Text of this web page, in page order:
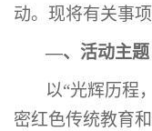
动。现将有关事项
—、活动主题
以“光辉历程，
密红色传统教育